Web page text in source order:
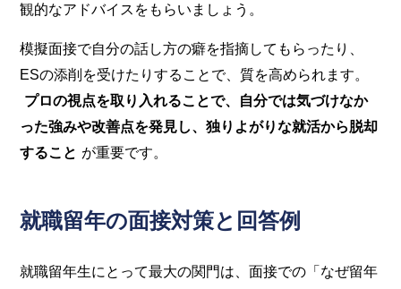
観的なアドバイスをもらいましょう。
模擬面接で自分の話し方の癖を指摘してもらったり、
ESの添削を受けたりすることで、質を高められます。
プロの視点を取り入れることで、自分では気づけなか
った強みや改善点を発見し、独りよがりな就活から脱却
すること が重要です。
就職留年の面接対策と回答例
就職留年生にとって最大の関門は、面接での「なぜ留年